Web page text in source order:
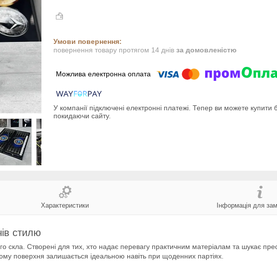
повернення товару протягом 14 днів за домовленістю
У компанії підключені електронні платежі. Тепер ви можете купити
покидаючи сайту.
Характеристики Інформація для
стилю
скла. Створені для тих, хто надає перевагу практичним матеріалам та шукає
поверхня залишається ідеальною навіть при щоденних партіях.